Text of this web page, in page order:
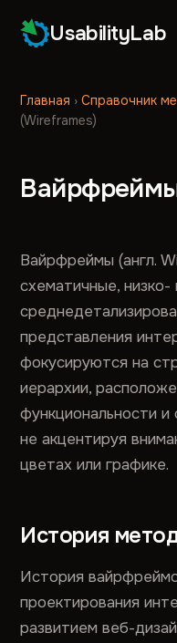
UsabilityLab
Главная ›Справочник
(Wireframes)
Вайрфреймы (англ.
схематичные, низко-
представления
фокусируются на
иерархии,
функциональности и
не акцентируя
цветах или графике.
История
История
проектирования
развитием веб-